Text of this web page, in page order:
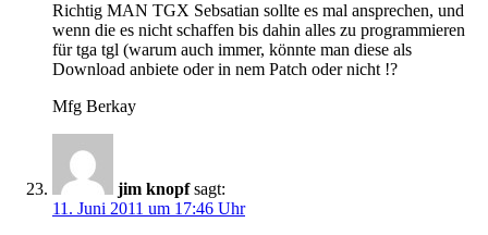
Richtig MAN TGX Sebsatian sollte es mal ansprechen, und
wenn die es nicht schaffen bis dahin alles zu programmieren
für tga tgl (warum auch immer, könnte man diese als
Download anbiete oder in nem Patch oder nicht !?
Mfg Berkay
jim knopf sagt:
11. Juni 2011 um 17:46 Uhr